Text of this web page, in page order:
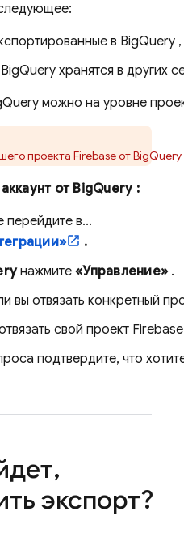
в BigQuery
BigQuery хранятся в других
можно на уровне
проекта Firebase отBigQuery
от BigQuery:
перейдите в...
.
нажмите «Управление» .
вы отвязать конкретный
свой проект
подтвердите, что
,
экспорт?